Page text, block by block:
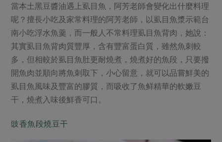
防災用品
最新產品
優惠專區
樂齡友善
年菜食譜
養身食補
節慶大餐
高麗菜海鮮煎餅
把最好的台灣味帶回家！
綠主張月刊
典藏閱覽室
最新消息
媒體報導
下載專區
地區活動
活動報下載
當本土黑豆醬油遇上虱目魚，阿芳老師會變化出什麼料理
呢？擅長小吃及家常料理的阿芳老師，以虱目魚漿示範台
南小吃浮水魚羹，而一般人不常料理虱目魚背肉，她說：
其實虱目魚背肉質豐厚，含有豐富蛋白質，雖然魚刺較
多，但相較於虱目魚肚更耐燒煮，燒煮好的魚段，只要撥
開魚肉並順向將魚刺取下，小心留意，就可以品嘗鮮美的
虱目魚風味及豐富的膠質，而吸收了魚鲜精華的軟嫩豆
干，燒煮入味後鮮香可口。
豉香魚段燒豆干